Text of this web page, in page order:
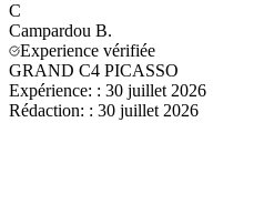
C
Campardou B.
Experience vérifiée
GRAND C4 PICASSO
Expérience: : 30 juillet 2026
Rédaction: : 30 juillet 2026